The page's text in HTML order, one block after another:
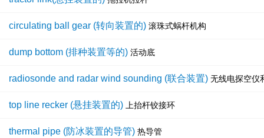
circulating ball gear (转向装置的) 滚珠式蜗杆机构
dump bottom (排种装置等的) 活动底
radiosonde and radar wind sounding (联合装置) 无线电探空仪
top line recker (悬挂装置的) 上抬杆铰接环
thermal pipe (防冰装置的导管) 热导管